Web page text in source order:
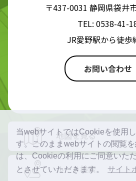
当webサイトではCookieを使用
す。このままwebサイトの閲覧
は、Cookieの利用にご同意いた
とさせていただきます。
サイト
〒437-0031 静岡県袋井
TEL: 0538-41-
JR愛野駅から徒歩
お問い合わせ
地図を見る
ルート検索